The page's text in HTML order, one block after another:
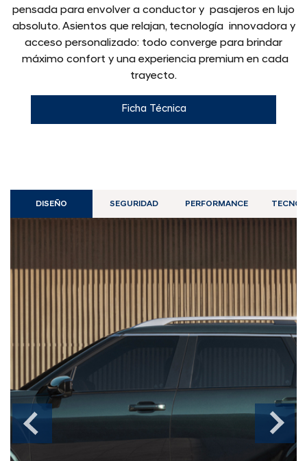
pensada para envolver a conductor y pasajeros en lujo
absoluto. Asientos que relajan, tecnología innovadora y
acceso personalizado: todo converge para brindar
máximo confort y una experiencia premium en cada
trayecto.
Ficha Técnica
DISEÑO SEGURIDAD PERFORMANCE